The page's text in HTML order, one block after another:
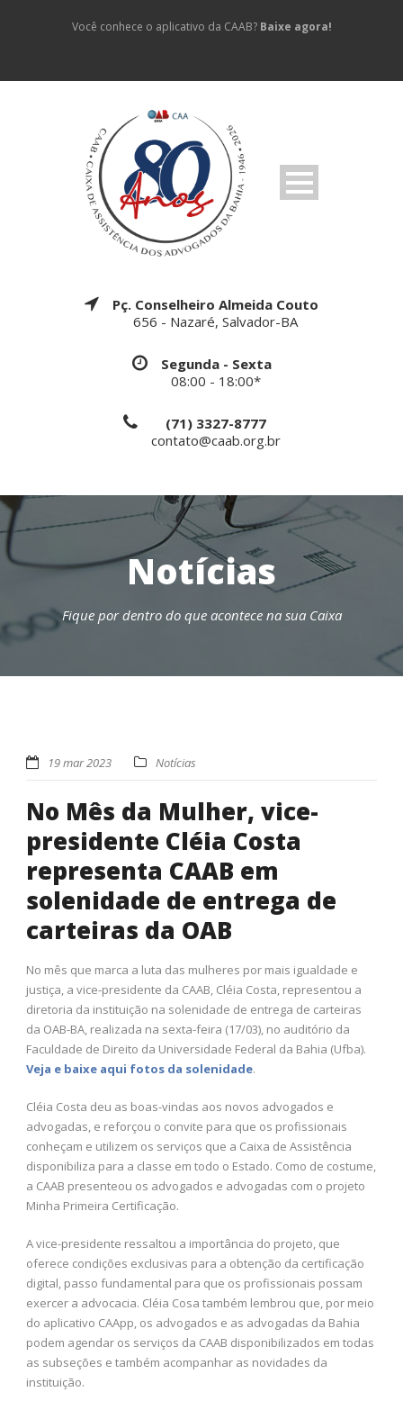
Você conhece o aplicativo da CAAB? Baixe agora!
Pç. Conselheiro Almeida Couto
656 - Nazaré, Salvador-BA
Segunda - Sexta
08:00 - 18:00*
(71) 3327-8777
contato@caab.org.br
Notícias
Fique por dentro do que acontece na sua Caixa
19 mar 2023 Notícias
No Mês da Mulher, vice-
presidente Cléia Costa
representa CAAB em
solenidade de entrega de
carteiras da OAB
No mês que marca a luta das mulheres por mais igualdade e
justiça, a vice-presidente da CAAB, Cléia Costa, representou a
diretoria da instituição na solenidade de entrega de carteiras
da OAB-BA, realizada na sexta-feira (17/03), no auditório da
Faculdade de Direito da Universidade Federal da Bahia (Ufba).
Veja e baixe aqui fotos da solenidade.
Cléia Costa deu as boas-vindas aos novos advogados e
advogadas, e reforçou o convite para que os profissionais
conheçam e utilizem os serviços que a Caixa de Assistência
disponibiliza para a classe em todo o Estado. Como de costume,
a CAAB presenteou os advogados e advogadas com o projeto
Minha Primeira Certificação.
A vice-presidente ressaltou a importância do projeto, que
oferece condições exclusivas para a obtenção da certificação
digital, passo fundamental para que os profissionais possam
exercer a advocacia. Cléia Cosa também lembrou que, por meio
do aplicativo CAApp, os advogados e as advogadas da Bahia
podem agendar os serviços da CAAB disponibilizados em todas
as subseções e também acompanhar as novidades da
instituição.